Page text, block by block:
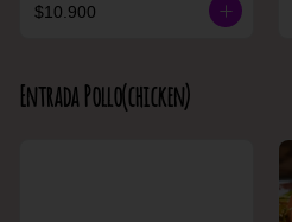
$10.900
Entrada Pollo(chicken)